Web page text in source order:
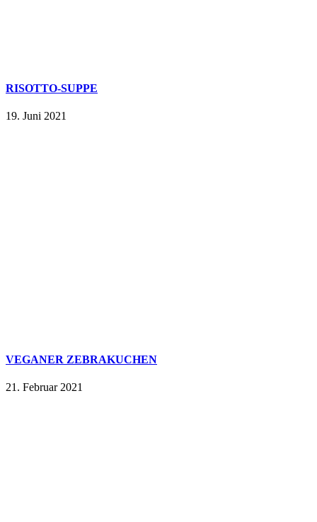
RISOTTO-SUPPE
19. Juni 2021
VEGANER ZEBRAKUCHEN
21. Februar 2021